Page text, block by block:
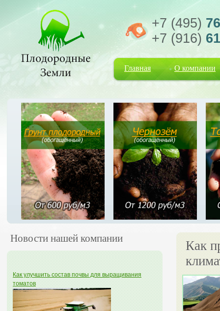
+7 (495)
+7 (916)
Главная О компании
Новости нашей компании
Как улучшить состав почвы для выращивания
томатов
Как